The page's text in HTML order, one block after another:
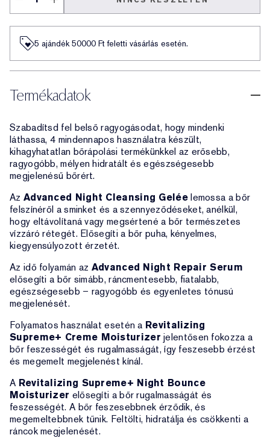
5 ajándék 50000​ Ft feletti vásárlás esetén.
Termékadatok
Szabadítsd fel belső ragyogásodat, hogy mindenki
láthassa, 4 mindennapos használatra készült,
kihagyhatatlan bőrápolási termékünkkel az erősebb,
ragyogóbb, mélyen hidratált és egészségesebb
megjelenésű bőrért.
Az Advanced Night Cleansing Geléelemossa a bőr
felszínéről a sminket és a szennyeződéseket, anélkül,
hogy eltávolítaná vagy megsértené a bőr természetes
vízzáró rétegét. Elősegíti a bőr puha, kényelmes,
kiegyensúlyozott érzetét.
Az idő folyamán az Advanced Night Repair Serum
elősegíti a bőr simább, ráncmentesebb, fiatalabb,
egészségesebb – ragyogóbb és egyenletes tónusú
megjelenését.
Folyamatos használat esetén a Revitalizing
Supreme+ Creme Moisturizer jelentősen fokozza a
bőr feszességét és rugalmasságát, így feszesebb érzést
és megemelt megjelenést kínál.
A Revitalizing Supreme+ Night Bounce
Moisturizer elősegíti a bőr rugalmasságát és
feszességét. A bőr feszesebbnek érződik, és
megemeltebbnek tűnik. Feltölti, hidratálja és csökkenti a
ráncok megjelenését.